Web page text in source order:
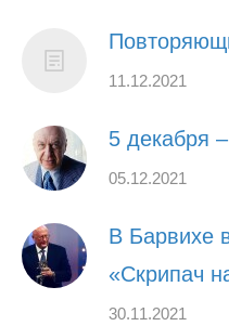
11.12.2021
5 декабря
05.12.2021
В Барвихе
«Скрипач
30.11.2021